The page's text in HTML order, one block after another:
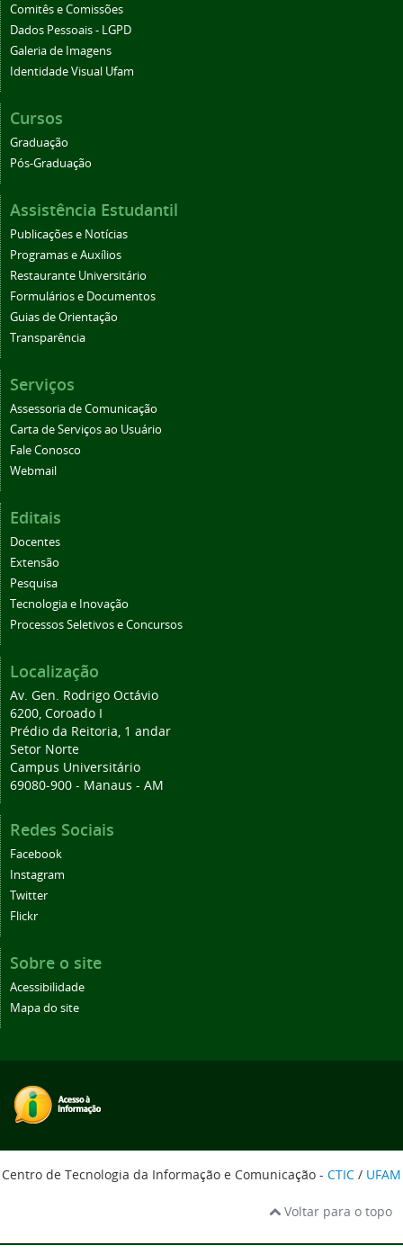
Comitês e Comissões
Dados Pessoais - LGPD
Galeria de Imagens
Identidade Visual Ufam
Cursos
Graduação
Pós-Graduação
Assistência Estudantil
Publicações e Notícias
Programas e Auxílios
Restaurante Universitário
Formulários e Documentos
Guias de Orientação
Transparência
Serviços
Assessoria de Comunicação
Carta de Serviços ao Usuário
Fale Conosco
Webmail
Editais
Docentes
Extensão
Pesquisa
Tecnologia e Inovação
Processos Seletivos e Concursos
Localização
Av. Gen. Rodrigo Octávio
6200, Coroado I
Prédio da Reitoria, 1 andar
Setor Norte
Campus Universitário
69080-900 - Manaus - AM
Redes Sociais
Facebook
Instagram
Twitter
Flickr
Sobre o site
Acessibilidade
Mapa do site
Centro de Tecnologia da Informação e Comunicação - CTIC / UFAM
Voltar para o topo